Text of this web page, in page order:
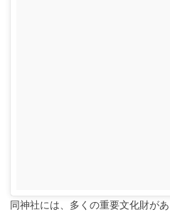
同神社には、多くの重要文化財が